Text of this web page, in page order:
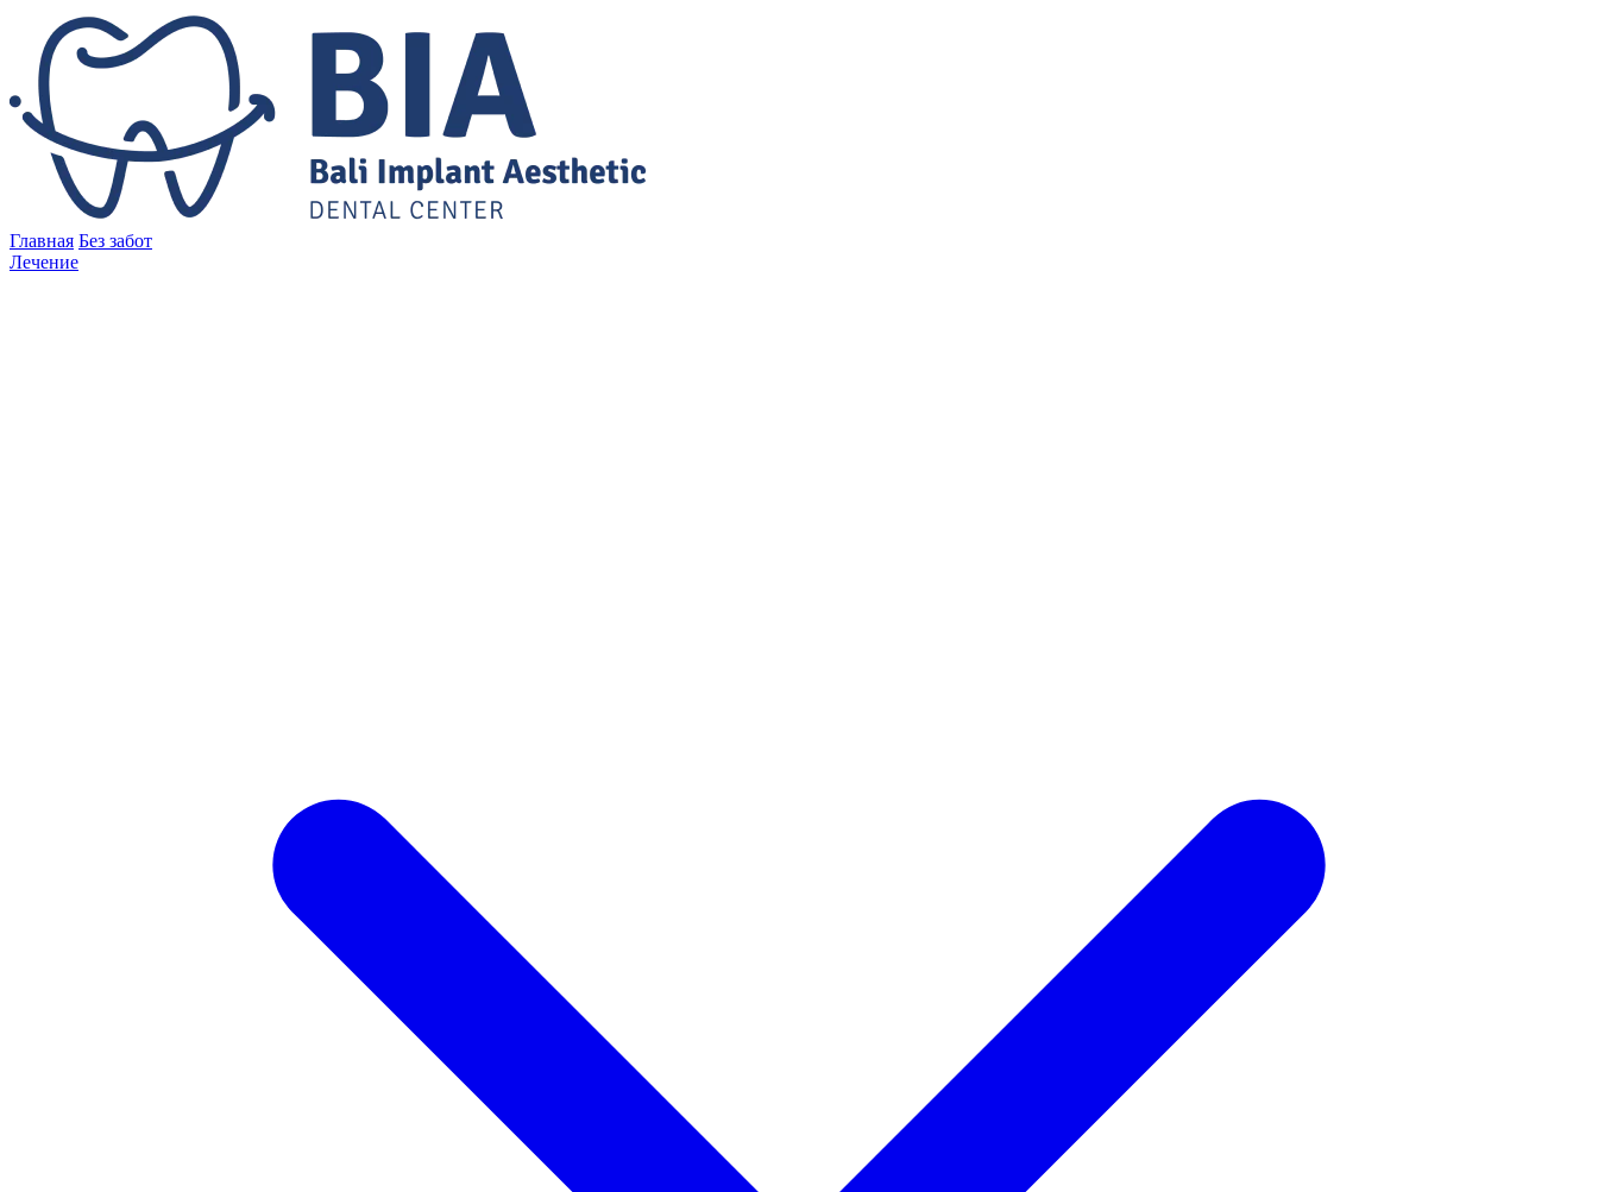
Главная Без забот
Лечение